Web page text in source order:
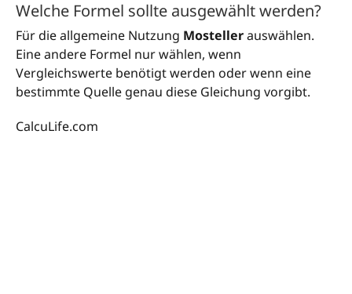
Welche Formel sollte ausgewählt werden?
Für die allgemeine Nutzung Mostellerauswählen.
Eine andere Formel nur wählen, wenn
Vergleichswerte benötigt werden oder wenn eine
bestimmte Quelle genau diese Gleichung vorgibt.
CalcuLife.com